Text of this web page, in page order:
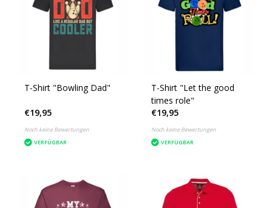
T-Shirt "Bowling Dad"
€19,95
Noch keine Bewertungen
VERFÜGBAR
T-Shirt "Let the good
times role"
€19,95
Noch keine Bewertungen
VERFÜGBAR